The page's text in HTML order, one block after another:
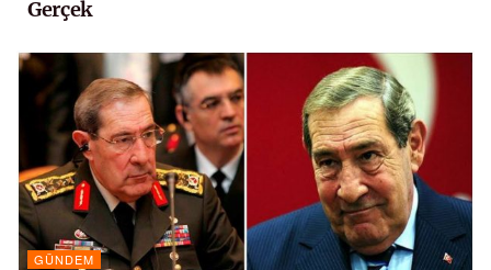
Gerçek
GÜNDEM